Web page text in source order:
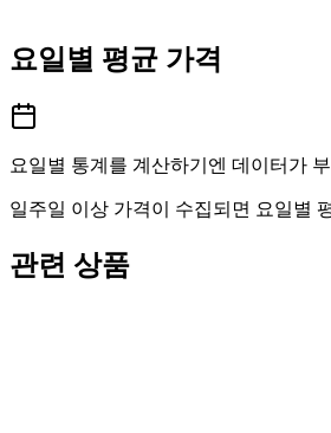
요일별 평균 가격
요일별 통계를 계산하기엔 데이터가
일주일 이상 가격이 수집되면 요일별
관련 상품